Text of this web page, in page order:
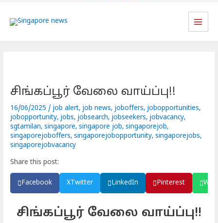
Main
சிங்கப்பூர் வேலை வாய்ப்பு!!
16/06/2025 / job alert, job news, joboffers, jobopportunities,
jobopportunity, jobs, jobsearch, jobseekers, jobvacancy,
sgtamilan,singapore,singapore job,singaporejob,
singaporejoboffers,singaporejobopportunity,singaporejobs,
singaporejobvacancy
Share this post:
Facebook XTwitter LinkedIn Pinterest
சிங்கப்பூர் வேலை வாய்ப்பு!!